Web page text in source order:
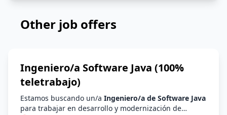
Other job offers
Ingeniero/a Software Java (100%
teletrabajo)
Estamos buscando un/a Ingeniero/a de Software Java
para trabajar en desarrollo y modernización de